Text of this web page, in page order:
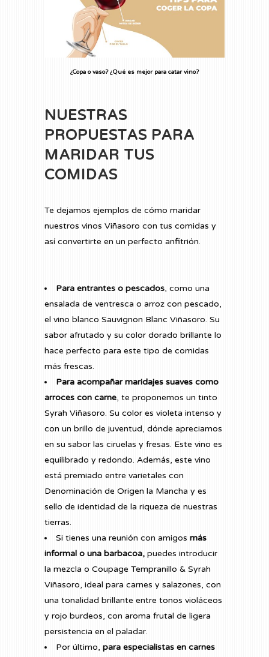
¿Copa o vaso? ¿Qué es mejor para catar vino?
NUESTRAS
PROPUESTAS PARA
MARIDAR TUS
COMIDAS
Te dejamos ejemplos de cómo maridar
nuestros vinos Viñasoro con tus comidas y
así convertirte en un perfecto anfitrión.
Para entrantes o pescados, como una
ensalada de ventresca o arroz con pescado,
el vino blanco Sauvignon Blanc Viñasoro. Su
sabor afrutado y su color dorado brillante lo
hace perfecto para este tipo de comidas
más frescas.
Para acompañar maridajes suaves como
arroces con carne, te proponemos un tinto
Syrah Viñasoro. Su color es violeta intenso y
con un brillo de juventud, dónde apreciamos
en su sabor las ciruelas y fresas. Este vino es
equilibrado y redondo. Además, este vino
está premiado entre varietales con
Denominación de Origen la Mancha y es
sello de identidad de la riqueza de nuestras
tierras.
Si tienes una reunión con amigos más
informal o una barbacoa, puedes introducir
la mezcla o Coupage Tempranillo & Syrah
Viñasoro, ideal para carnes y salazones, con
una tonalidad brillante entre tonos violáceos
y rojo burdeos, con aroma frutal de ligera
persistencia en el paladar.
Por último, para especialistas en carnes